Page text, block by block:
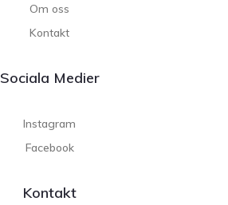
Om oss
Kontakt
Sociala Medier
Instagram
Facebook
Kontakt